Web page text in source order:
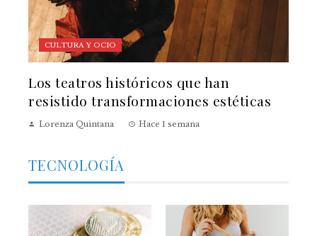
CULTURA Y OCIO
Los teatros históricos que han
resistido transformaciones estéticas
Lorenza Quintana Hace 1 semana
TECNOLOGÍA